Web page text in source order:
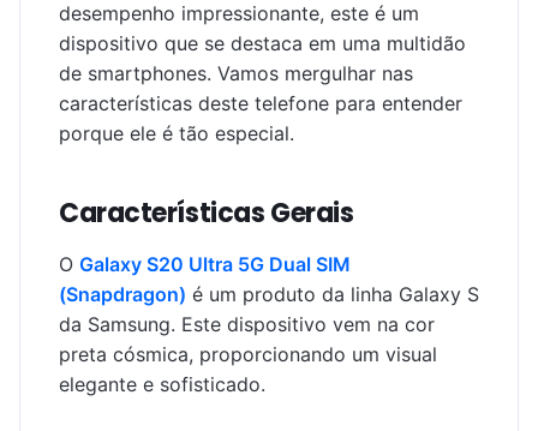
desempenho impressionante, este é um
dispositivo que se destaca em uma multidão
de smartphones. Vamos mergulhar nas
características deste telefone para entender
porque ele é tão especial.
Características Gerais
O Galaxy S20 Ultra 5G Dual SIM
(Snapdragon) é um produto da linha Galaxy S
da Samsung. Este dispositivo vem na cor
preta cósmica, proporcionando um visual
elegante e sofisticado.